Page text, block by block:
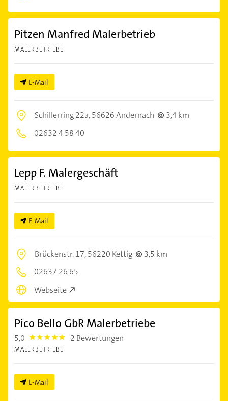
Pitzen Manfred Malerbetrieb
MALERBETRIEBE
E-Mail
Schillerring 22a,56626 Andernach
3,4 km
02632 4 58 40
Lepp F. Malergeschäft
MALERBETRIEBE
E-Mail
Brückenstr. 17,56220 Kettig
3,5 km
02637 26 65
Webseite
Pico Bello GbR Malerbetriebe
5,0 5.0 2 Bewertungen
MALERBETRIEBE
E-Mail